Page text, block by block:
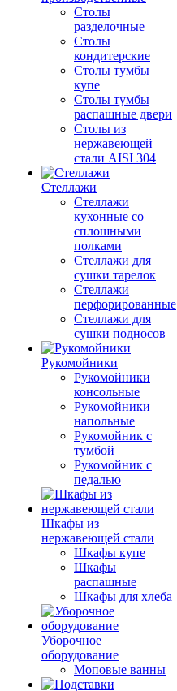
Столы
разделочные
Столы
кондитерские
Столы тумбы
купе
Столы тумбы
распашные двери
Столы из
нержавеющей
стали AISI 304
Стеллажи
Стеллажи
кухонные со
сплошными
полками
Стеллажи для
сушки тарелок
Стеллажи
перфорированные
Стеллажи для
сушки подносов
Рукомойники
Рукомойники
консольные
Рукомойники
напольные
Рукомойник с
тумбой
Рукомойник с
педалью
Шкафы из
нержавеющей стали
Шкафы купе
Шкафы
распашные
Шкафы для хлеба
Уборочное
оборудование
Моповые ванны